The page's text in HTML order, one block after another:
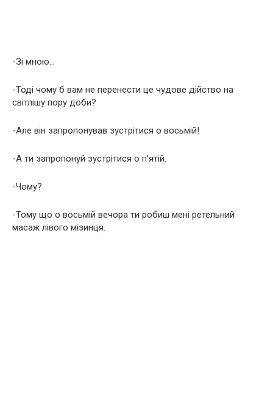
-Зі мною…
-Тоді чому б вам не перенести це чудове дійство на
світлішу пору доби?
-Але він запропонував зустрітися о восьмій!
-А ти запропонуй зустрітися о п’ятій.
-Чому?
-Тому що о восьмій вечора ти робиш мені ретельний
масаж лівого мізинця.